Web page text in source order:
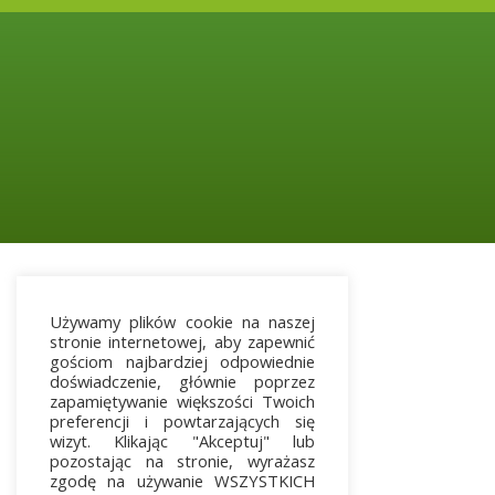
Używamy plików cookie na naszej
stronie internetowej, aby zapewnić
gościom najbardziej odpowiednie
doświadczenie, głównie poprzez
zapamiętywanie większości Twoich
preferencji i powtarzających się
wizyt. Klikając "Akceptuj" lub
pozostając na stronie, wyrażasz
zgodę na używanie WSZYSTKICH